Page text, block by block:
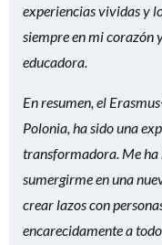
experiencias vividas y
siempre en mi corazón
educadora.
En resumen, el
Polonia, ha sido una
transformadora. Me
sumergirme en una
crear lazos con
encarecidamente a